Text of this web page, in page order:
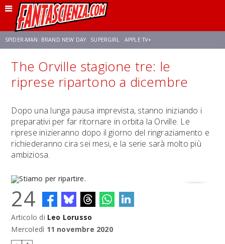
SPIDER-MAN: BRAND NEW DAY SUPERGIRL APPLE TV+
FRANCO RICCIARDIELLO ZENDAYA STAR TREK AVENGERS: DOOMSDAY
The Orville stagione tre: le
riprese ripartono a dicembre
Dopo una lunga pausa imprevista, stanno iniziando i
preparativi per far ritornare in orbita la Orville. Le
riprese inizieranno dopo il giorno del ringraziamento e
richiederanno cira sei mesi, e la serie sarà molto più
ambiziosa.
Stiamo per ripartire.
24
Articolo di Leo Lorusso
Mercoledì 11 novembre 2020